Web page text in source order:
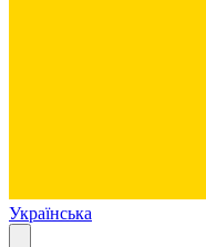
Українська